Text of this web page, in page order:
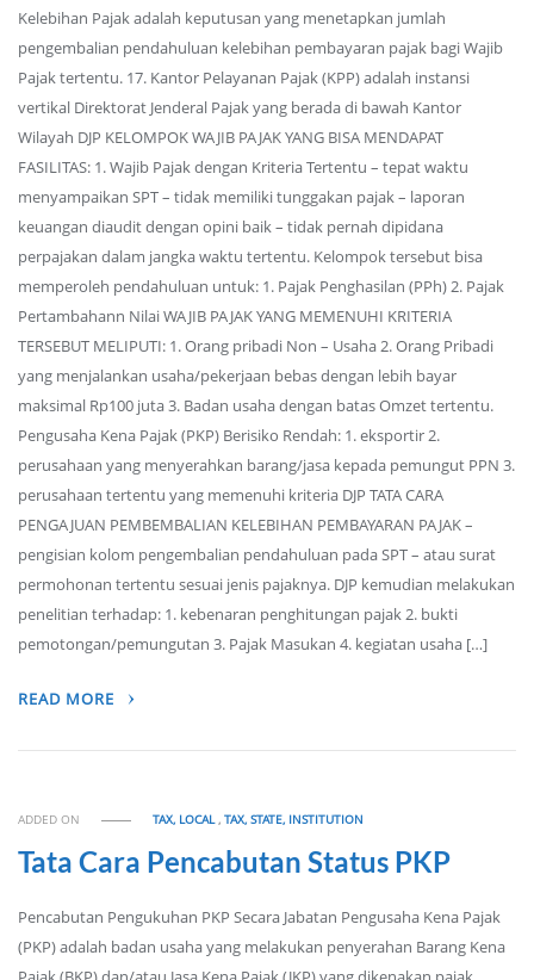
Kelebihan Pajak adalah keputusan yang menetapkan jumlah
pengembalian pendahuluan kelebihan pembayaran pajak bagi Wajib
Pajak tertentu. 17. Kantor Pelayanan Pajak (KPP) adalah instansi
vertikal Direktorat Jenderal Pajak yang berada di bawah Kantor
Wilayah DJP KELOMPOK WAJIB PAJAK YANG BISA MENDAPAT
FASILITAS: 1. Wajib Pajak dengan Kriteria Tertentu – tepat waktu
menyampaikan SPT – tidak memiliki tunggakan pajak – laporan
keuangan diaudit dengan opini baik – tidak pernah dipidana
perpajakan dalam jangka waktu tertentu. Kelompok tersebut bisa
memperoleh pendahuluan untuk: 1. Pajak Penghasilan (PPh) 2. Pajak
Pertambahann Nilai WAJIB PAJAK YANG MEMENUHI KRITERIA
TERSEBUT MELIPUTI: 1. Orang pribadi Non – Usaha 2. Orang Pribadi
yang menjalankan usaha/pekerjaan bebas dengan lebih bayar
maksimal Rp100 juta 3. Badan usaha dengan batas Omzet tertentu.
Pengusaha Kena Pajak (PKP) Berisiko Rendah: 1. eksportir 2.
perusahaan yang menyerahkan barang/jasa kepada pemungut PPN 3.
perusahaan tertentu yang memenuhi kriteria DJP TATA CARA
PENGAJUAN PEMBEMBALIAN KELEBIHAN PEMBAYARAN PAJAK –
pengisian kolom pengembalian pendahuluan pada SPT – atau surat
permohonan tertentu sesuai jenis pajaknya. DJP kemudian melakukan
penelitian terhadap: 1. kebenaran penghitungan pajak 2. bukti
pemotongan/pemungutan 3. Pajak Masukan 4. kegiatan usaha […]
READ MORE
ADDED ON TAX, LOCAL,TAX, STATE, INSTITUTION
Tata Cara Pencabutan Status PKP
Pencabutan Pengukuhan PKP Secara Jabatan Pengusaha Kena Pajak
(PKP) adalah badan usaha yang melakukan penyerahan Barang Kena